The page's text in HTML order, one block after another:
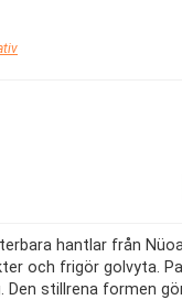
hantlar från
och frigör golvyta.
Den stillrena formen